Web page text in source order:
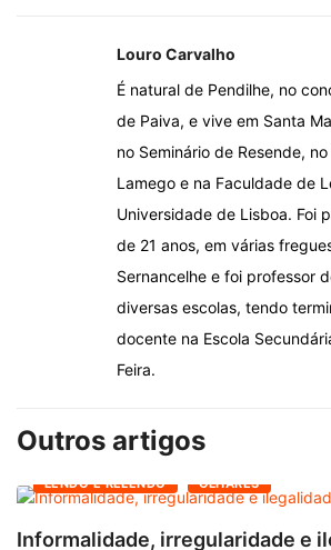
Louro Carvalho
É natural de Pendilhe, no
de Paiva, e vive em Santa
no Seminário de Resende,
Lamego e na Faculdade de
Universidade de Lisboa. Foi
de 21 anos, em várias
Sernancelhe e foi professor
diversas escolas, tendo
docente na Escola
Feira.
Outros artigos
LENDO E RELENDO OLHARES
Informalidade, irregularidade e